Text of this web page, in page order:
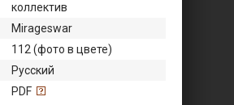
коллектив
Mirageswar
112 (фото в цвете)
Русский
PDF